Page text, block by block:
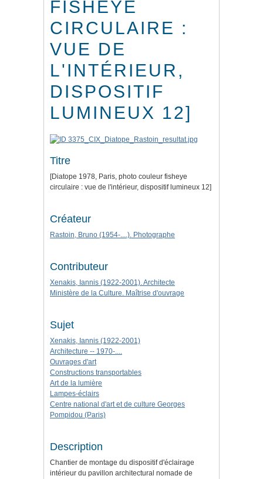
FISHEYE
CIRCULAIRE :
VUE DE
L'INTÉRIEUR,
DISPOSITIF
LUMINEUX 12]
Titre
[Diatope 1978, Paris, photo couleur fisheye
circulaire : vue de l'intérieur, dispositif lumineux 12]
Créateur
Rastoin, Bruno (1954-....). Photographe
Contributeur
Xenakis, Iannis (1922-2001). Architecte
Ministère de la Culture. Maîtrise d'ouvrage
Sujet
Xenakis, Iannis (1922-2001)
Architecture -- 1970-....
Ouvrages d'art
Constructions transportables
Art de la lumière
Lampes-éclairs
Centre national d'art et de culture Georges
Pompidou (Paris)
Description
Chantier de montage du dispositif d'éclairage
intérieur du pavillon architectural nomade de